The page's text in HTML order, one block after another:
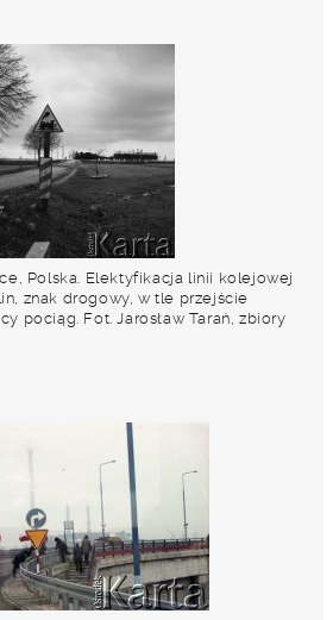
Polska. Elektyfikacja linii kolejowej
znak drogowy, w tle przejście
pociąg. Fot. Jarosław Tarań, zbiory